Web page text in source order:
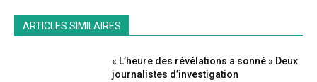
ARTICLES SIMILAIRES
« L’heure des révélations a sonné » Deux
journalistes d’investigation